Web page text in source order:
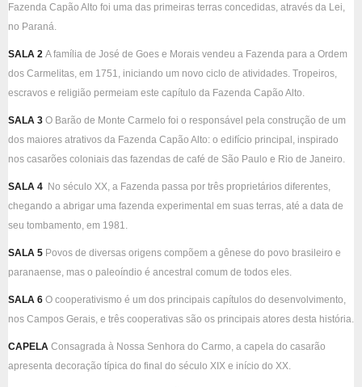
Fazenda Capão Alto foi uma das primeiras terras concedidas, através da Lei,
no Paraná.
SALA 2 A família de José de Goes e Morais vendeu a Fazenda para a Ordem
dos Carmelitas, em 1751, iniciando um novo ciclo de atividades. Tropeiros,
escravos e religião permeiam este capítulo da Fazenda Capão Alto.
SALA 3 O Barão de Monte Carmelo foi o responsável pela construção de um
dos maiores atrativos da Fazenda Capão Alto: o edifício principal, inspirado
nos casarões coloniais das fazendas de café de São Paulo e Rio de Janeiro.
SALA 4 No século XX, a Fazenda passa por três proprietários diferentes,
chegando a abrigar uma fazenda experimental em suas terras, até a data de
seu tombamento, em 1981.
SALA 5 Povos de diversas origens compõem a gênese do povo brasileiro e
paranaense, mas o paleoíndio é ancestral comum de todos eles.
SALA 6 O cooperativismo é um dos principais capítulos do desenvolvimento,
nos Campos Gerais, e três cooperativas são os principais atores desta história.
CAPELA Consagrada à Nossa Senhora do Carmo, a capela do casarão
apresenta decoração típica do final do século XIX e início do XX.